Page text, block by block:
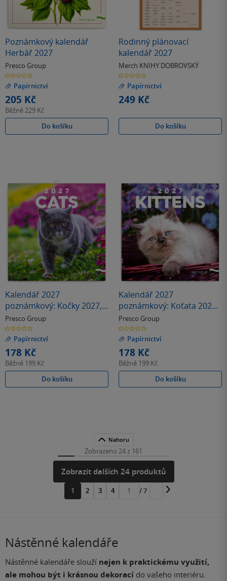
Poznámkový kalendář
Herbář 2027
Presco Group
0.0
z
5
hvězdiček
Papírnictví
205 Kč
Běžně229 Kč
Do košíku
Rodinný plánovací
kalendář 2027
Merch KNIHY DOBROVSKÝ
0.0
z
5
hvězdiček
Papírnictví
249 Kč
Do košíku
Kalendář 2027
poznámkový: Kočky 2027,
30 x 30 cm
Presco Group
0.0
z
5
hvězdiček
Papírnictví
178 Kč
Běžně 199 Kč
Do košíku
Kalendář 2027
poznámkový: Koťata 2027,
30 x 30 cm
Presco Group
0.0
z
5
hvězdiček
Papírnictví
178 Kč
Běžně 199 Kč
Do košíku
Nahoru
Zobrazeno 24 z 161
Zobrazit dalších 24 produktů
1 2 3 4
Přejít
/ 7
Nástěnné kalendáře
Nástěnné kalendáře slouží nejen k praktickému využití,
ale mohou být i krásnou dekorací do vašeho interiéru.